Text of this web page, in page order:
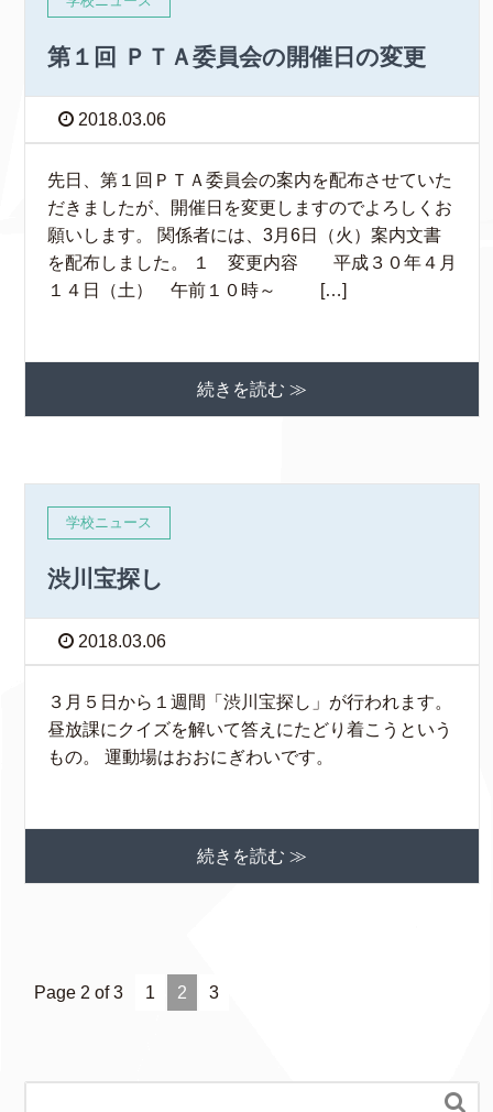
第１回 ＰＴＡ委員会の開催日の変更
2018.03.06
先日、第１回ＰＴＡ委員会の案内を配布させていた
だきましたが、開催日を変更しますのでよろしくお
願いします。 関係者には、3月6日（火）案内文書
を配布しました。 １ 変更内容 平成３０年４月
１４日（土） 午前１０時～ […]
続きを読む ≫
学校ニュース
渋川宝探し
2018.03.06
３月５日から１週間「渋川宝探し」が行われます。
昼放課にクイズを解いて答えにたどり着こうという
もの。 運動場はおおにぎわいです。
続きを読む ≫
Page 2 of 3 1 2 3
